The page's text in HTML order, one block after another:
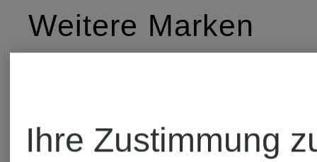
Weitere Marken
Ihre Zustimmung